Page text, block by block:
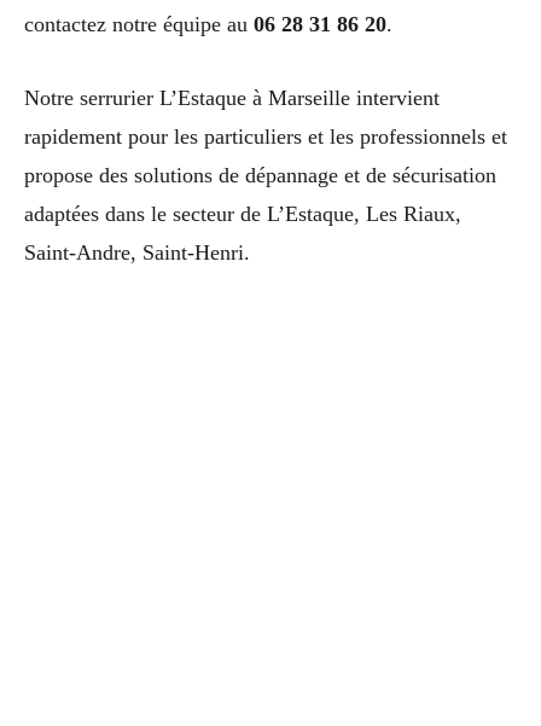
contactez notre équipe au 06 28 31 86 20.
Notre serrurier L’Estaque à Marseille intervient
rapidement pour les particuliers et les professionnels et
propose des solutions de dépannage et de sécurisation
adaptées dans le secteur de L’Estaque, Les Riaux,
Saint-Andre, Saint-Henri.